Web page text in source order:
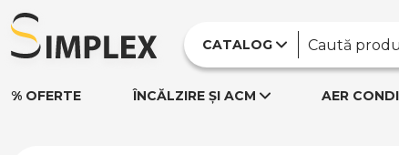
CATALOG
% OFERTE ÎNCĂLZIRE ȘI ACM AER